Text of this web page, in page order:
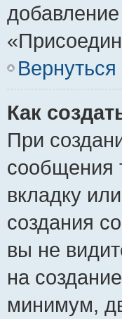
Как
При
сообщения
вкладку
создания
вы не
на
минимум,